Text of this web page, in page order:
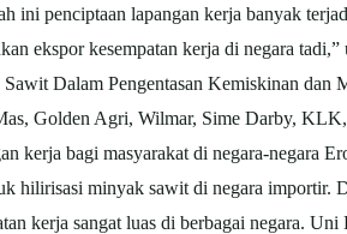
ini penciptaan lapangan kerja banyak
ekspor kesempatan kerja di negara
Dalam Pengentasan Kemiskinan
Golden Agri, Wilmar, Sime Darby,
kerja bagi masyarakat di negara-negara
hilirisasi minyak sawit di negara
kerja sangat luas di berbagai negara.